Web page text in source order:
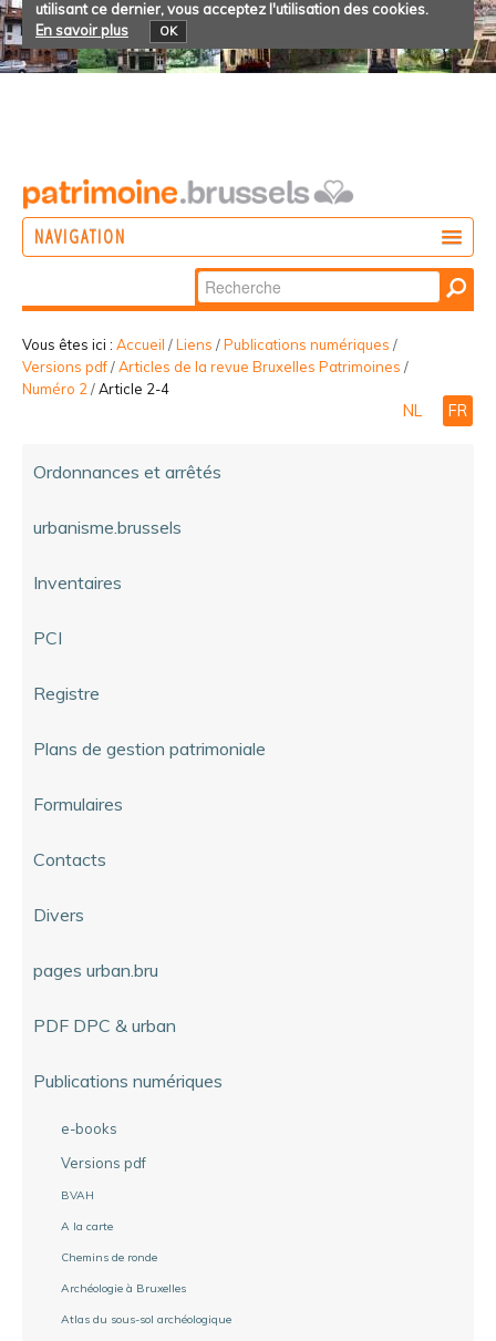
utilisant ce dernier, vous acceptez l'utilisation des cookies.
En savoir plus
OK
NAVIGATION
PARTICIPER
Chercher par
Recherche
avancée…
Vous êtes ici : Accueil /Liens /Publications numériques /
Versions pdf/Articles de la revue Bruxelles Patrimoines /
Numéro 2 /Article 2-4
NL FR
Ordonnances et arrêtés
urbanisme.brussels
Inventaires
PCI
Registre
Plans de gestion patrimoniale
Formulaires
Contacts
Divers
pages urban.bru
PDF DPC & urban
Publications numériques
e-books
Versions pdf
BVAH
A la carte
Chemins de ronde
Archéologie à Bruxelles
Atlas du sous-sol archéologique